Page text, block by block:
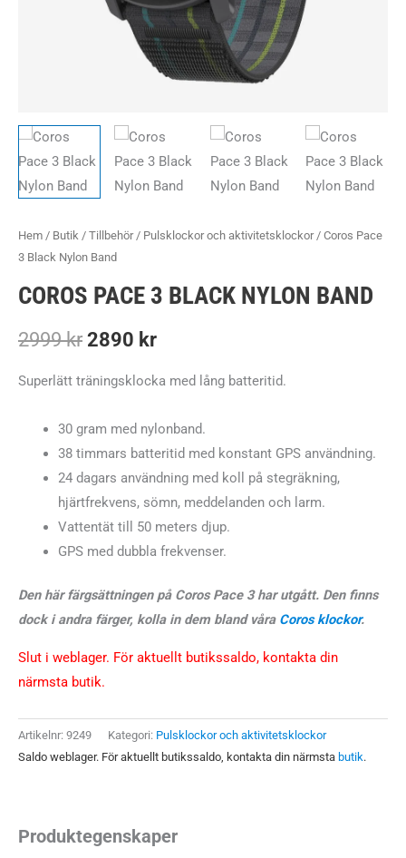
Hem / Butik / Tillbehör/ Pulsklockor och aktivitetsklockor/ Coros Pace
3 Black Nylon Band
COROS PACE 3 BLACK NYLON BAND
2999kr Det
ursprungliga
var:
2999 kr.
2890 krDet
nuvarande
är:
2890 kr.
Superlätt träningsklocka med lång batteritid.
30 gram med nylonband.
38 timmars batteritid med konstant GPS användning.
24 dagars användning med koll på stegräkning,
hjärtfrekvens, sömn, meddelanden och larm.
Vattentät till 50 meters djup.
GPS med dubbla frekvenser.
Den här färgsättningen på Coros Pace 3 har utgått. Den finns
dock i andra färger, kolla in dem bland våra Coros klockor.
Slut i weblager. För aktuellt butikssaldo, kontakta din
närmsta butik.
Artikelnr: 9249 Kategori: Pulsklockor och aktivitetsklockor
Saldo weblager. För aktuellt butikssaldo, kontakta din närmsta butik.
Produktegenskaper